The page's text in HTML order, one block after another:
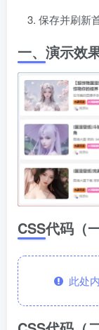
保存并刷新
一、演示效
CSS代码（一
此处内